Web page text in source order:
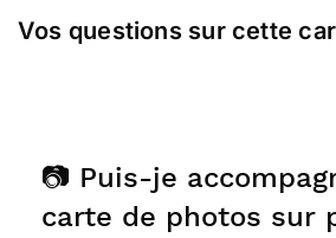
Vos questions sur cette
📷 Puis-je
carte de photos sur